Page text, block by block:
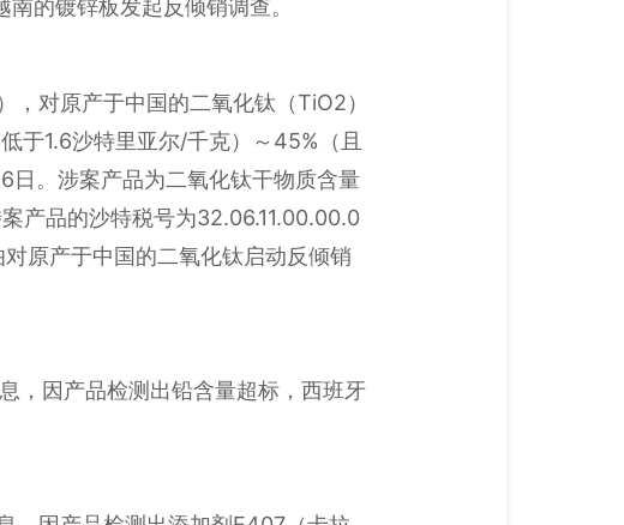
的镀锌板发起反倾销调查。
对原产于中国的二氧化钛（TiO2）
于1.6沙特里亚尔/千克）～45%（且
。涉案产品为二氧化钛干物质含量
产品的沙特税号为32.06.11.00.00.0
原产于中国的二氧化钛启动反倾销
，因产品检测出铅含量超标，西班牙